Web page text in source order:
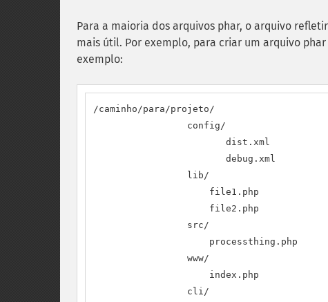
Para a maioria dos arquivos phar, o arquivo
mais útil. Por exemplo, para criar um arquivo
exemplo:
/caminho/para/projeto/
                 config/
                        dist.xml
                        debug.xml
                 lib/
                     file1.php
                     file2.php
                 src/
                     processthing.php
                 www/
                     index.php
                 cli/